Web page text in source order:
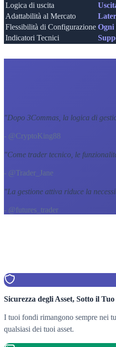
Logica di uscita
Adattabilità al Mercato
Flessibilità di Configurazione Ogni
Indicatori Tecnici
"Dopo 3Commas, la logica di
- @CryptoKing88
"Come trader tecnico, le
- @Trader_Jane
"La gestione attiva riduce la
- @futures_trader
Sicurezza degli Asset, Sotto il
I tuoi fondi rimangono sempre nei
qualsiasi dei tuoi asset.